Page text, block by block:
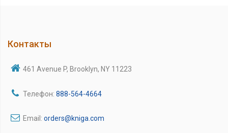
Контакты
461 Avenue P, Brooklyn, NY 11223
Телефон: 888-564-4664
Email: orders@kniga.com